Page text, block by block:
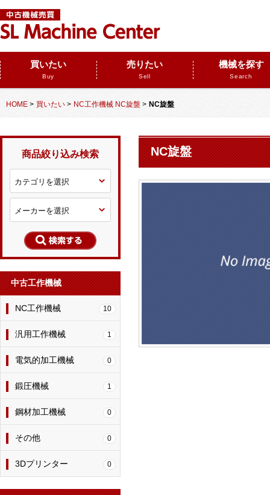
買いたい
Buy
売りたい
Sell
機械を探す
Search
HOME > 買いたい > NC工作機械 NC旋盤 > NC旋盤
NC旋盤
商品絞り込み検索
中古工作機械
NC工作機械 10
汎用工作機械 1
電気的加工機械 0
鍛圧機械 1
鋼材加工機械 0
その他 0
3Dプリンター 0